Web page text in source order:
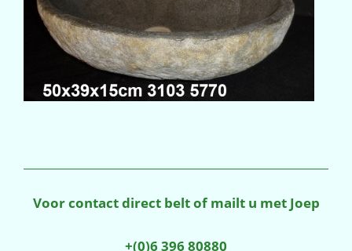
Voor contact direct belt of mailt u met Joep
+(0)6 396 80880